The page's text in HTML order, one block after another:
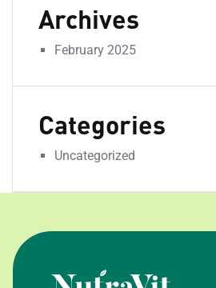
Archives
February 2025
Categories
Uncategorized